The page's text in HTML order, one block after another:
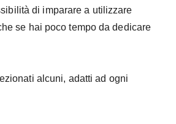
di imparare a utilizzare
se hai poco tempo da dedicare
alcuni, adatti ad ogni